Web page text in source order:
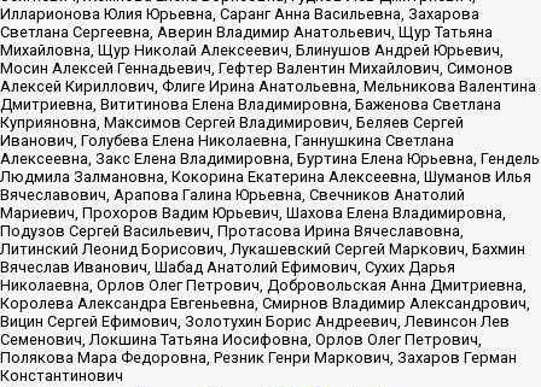
Илларионова Юлия Юрьевна, Саранг Анна Васильевна, Захарова
Светлана Сергеевна, Аверин Владимир Анатольевич, Щур Татьяна
Михайловна, Щур Николай Алексеевич, Блинушов Андрей Юрьевич,
Мосин Алексей Геннадьевич, Гефтер Валентин Михайлович, Симонов
Алексей Кириллович, Флиге Ирина Анатольевна, Мельникова Валентина
Дмитриевна, Вититинова Елена Владимировна, Баженова Светлана
Куприяновна, Максимов Сергей Владимирович, Беляев Сергей
Иванович, Голубева Елена Николаевна, Ганнушкина Светлана
Алексеевна, Закс Елена Владимировна, Буртина Елена Юрьевна, Гендель
Людмила Залмановна, Кокорина Екатерина Алексеевна, Шуманов Илья
Вячеславович, Арапова Галина Юрьевна, Свечников Анатолий
Мариевич, Прохоров Вадим Юрьевич, Шахова Елена Владимировна,
Подузов Сергей Васильевич, Протасова Ирина Вячеславовна,
Литинский Леонид Борисович, Лукашевский Сергей Маркович, Бахмин
Вячеслав Иванович, Шабад Анатолий Ефимович, Сухих Дарья
Николаевна, Орлов Олег Петрович, Добровольская Анна Дмитриевна,
Королева Александра Евгеньевна, Смирнов Владимир Александрович,
Вицин Сергей Ефимович, Золотухин Борис Андреевич, Левинсон Лев
Семенович, Локшина Татьяна Иосифовна, Орлов Олег Петрович,
Полякова Мара Федоровна, Резник Генри Маркович, Захаров Герман
Константинович